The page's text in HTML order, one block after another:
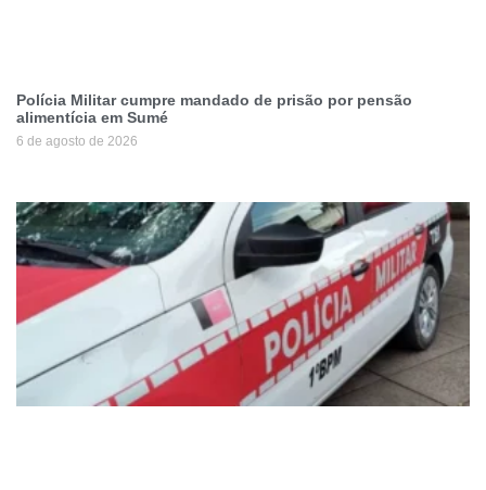
Polícia Militar cumpre mandado de prisão por pensão
alimentícia em Sumé
6 de agosto de 2026